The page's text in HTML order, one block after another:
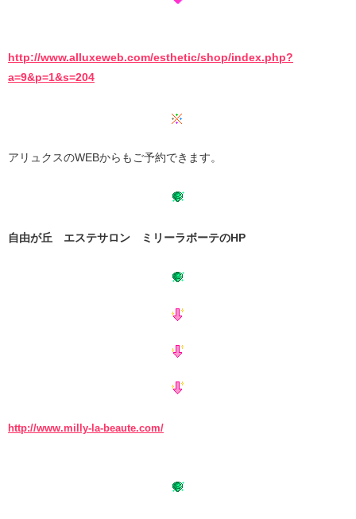
http://www.alluxeweb.com/esthetic/shop/index.php?
a=9&p=1&s=204
アリュクスのWEBからもご予約できます。
自由が丘 エステサロン ミリーラボーテのHP
http://www.milly-la-beaute.com/